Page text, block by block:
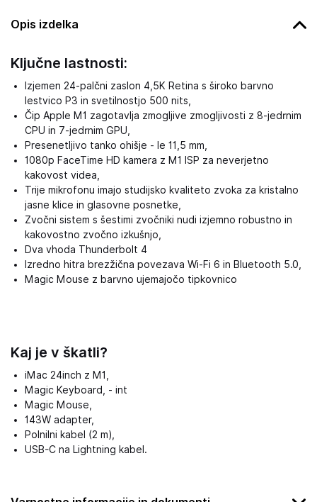
Opis izdelka
Ključne lastnosti:
Izjemen 24-palčni zaslon 4,5K Retina s široko barvno
lestvico P3 in svetilnostjo 500 nits,
Čip Apple M1 zagotavlja zmogljive zmogljivosti z 8-jedrnim
CPU in 7-jedrnim GPU,
Presenetljivo tanko ohišje - le 11,5 mm,
1080p FaceTime HD kamera z M1 ISP za neverjetno
kakovost videa,
Trije mikrofonu imajo studijsko kvaliteto zvoka za kristalno
jasne klice in glasovne posnetke,
Zvočni sistem s šestimi zvočniki nudi izjemno robustno in
kakovostno zvočno izkušnjo,
Dva vhoda Thunderbolt 4
Izredno hitra brezžična povezava Wi-Fi 6 in Bluetooth 5.0,
Magic Mouse z barvno ujemajočo tipkovnico
Kaj je v škatli?
iMac 24inch z M1,
Magic Keyboard, - int
Magic Mouse,
143W adapter,
Polnilni kabel (2 m),
USB-C na Lightning kabel.